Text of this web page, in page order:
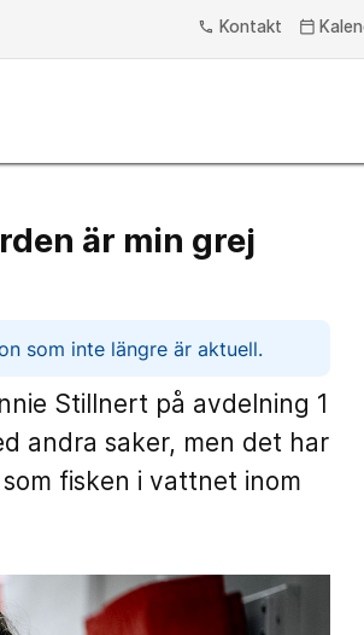
phone Kontakt calendar_today
är min grej
som inte längre är aktuell.
Stillnert på avdelning 1
andra saker, men det har
fisken i vattnet inom